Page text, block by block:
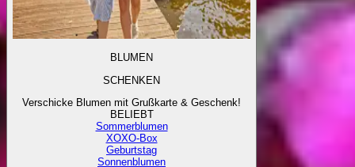
BLUMEN
SCHENKEN
Verschicke Blumen mit Grußkarte & Geschenk!
BELIEBT
Sommerblumen
XOXO-Box
Geburtstag
Sonnenblumen